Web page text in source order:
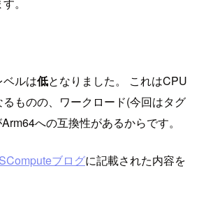
ベルは低となりました。 これはCPU
ものの、ワークロード(今回はタグ
への互換性があるからです。
ブログに記載された内容を